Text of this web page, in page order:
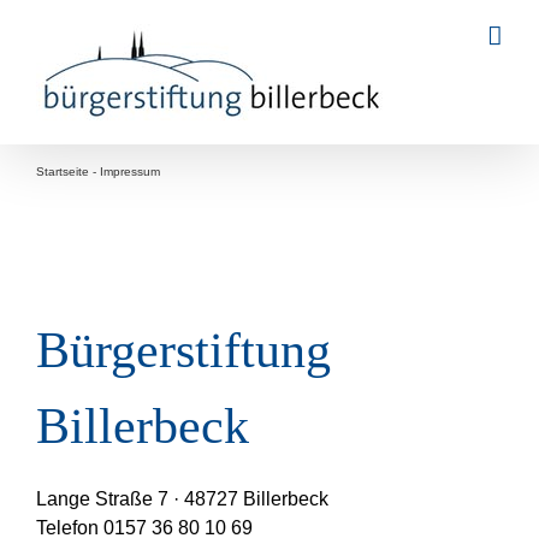
springen
Startseite - Impressum
Bürgerstiftung
Billerbeck
Lange Straße 7 · 48727 Billerbeck
Telefon 0157 36 80 10 69